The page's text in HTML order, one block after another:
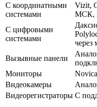
С координатными
системами
Vizit,
МСК,
С цифровыми
системами
Вызывные панели
Мониторы
Видеокамеры
Видеорегистраторы С